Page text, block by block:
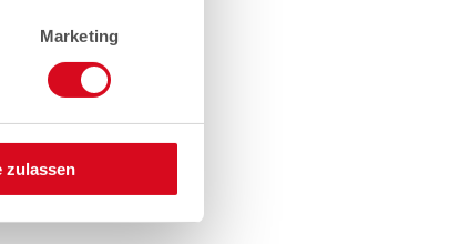
Marketing
zulassen